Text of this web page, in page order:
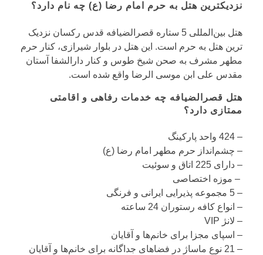
نزدیکترین هتل به حرم امام رضا (ع) چه نام دارد؟
هتل بین‌المللی 5 ستاره قصرالضیافه قدس رکسان نزدیک
ترین هتل به حرم است. این هتل در بلوار شیرازی، کنار حرم
مطهر مشرف به صحن شیخ طوس و کنار دارالشفا آستان
مقدس علی ابن موسی الرضا واقع شده‌ است.
هتل قصرالضیافه چه خدمات رفاهی و اقامتی
ممتازی دارد؟
– 424 واحد پارکینگ
– چشم‌انداز حرم مطهر امام رضا (ع)
– دارای 225 اتاق و سوئیت
– موزه اختصاصی
– 5 مجموعه پذیرایی ایرانی و فرنگی
– انواع کافه‌ رستوران 24 ساعته
– لانژ VIP
– اسپای مجزا برای خانم‌ها و آقایان
– 21 نوع ماساژ در فضاهای جداگانه برای خانم‌ها و آقایان